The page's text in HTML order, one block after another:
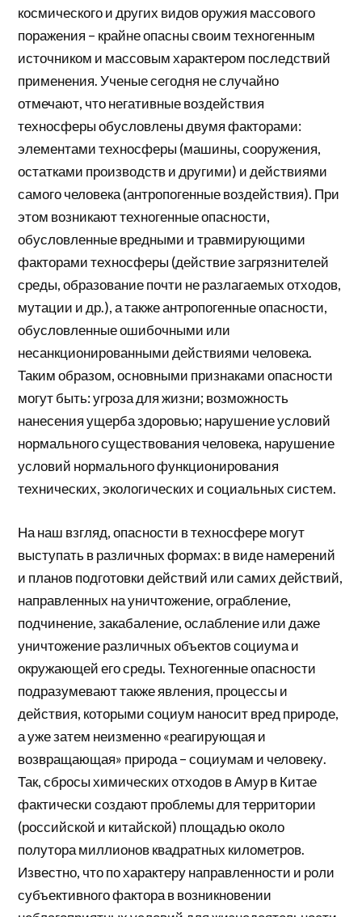
космического и других видов оружия массового
поражения – крайне опасны своим техногенным
источником и массовым характером последствий
применения. Ученые сегодня не случайно
отмечают, что негативные воздействия
техносферы обусловлены двумя факторами:
элементами техносферы (машины, сооружения,
остатками производств и другими) и действиями
самого человека (антропогенные воздействия). При
этом возникают техногенные опасности,
обусловленные вредными и травмирующими
факторами техносферы (действие загрязнителей
среды, образование почти не разлагаемых отходов,
мутации и др.), а также антропогенные опасности,
обусловленные ошибочными или
несанкционированными действиями человека.
Таким образом, основными признаками опасности
могут быть: угроза для жизни; возможность
нанесения ущерба здоровью; нарушение условий
нормального существования человека, нарушение
условий нормального функционирования
технических, экологических и социальных систем.
На наш взгляд, опасности в техносфере могут
выступать в различных формах: в виде намерений
и планов подготовки действий или самих действий,
направленных на уничтожение, ограбление,
подчинение, закабаление, ослабление или даже
уничтожение различных объектов социума и
окружающей его среды. Техногенные опасности
подразумевают также явления, процессы и
действия, которыми социум наносит вред природе,
а уже затем неизменно «реагирующая и
возвращающая» природа – социумам и человеку.
Так, сбросы химических отходов в Амур в Китае
фактически создают проблемы для территории
(российской и китайской) площадью около
полутора миллионов квадратных километров.
Известно, что по характеру направленности и роли
субъективного фактора в возникновении